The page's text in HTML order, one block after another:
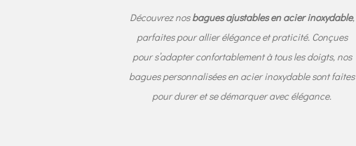
Découvrez nosbagues ajustables en acier inoxydable,
parfaites pour allier élégance et praticité. Conçues
pour s’adapter confortablement à tous les doigts, nos
bagues personnalisées en acier inoxydable sont faites
pour durer et se démarquer avec élégance.